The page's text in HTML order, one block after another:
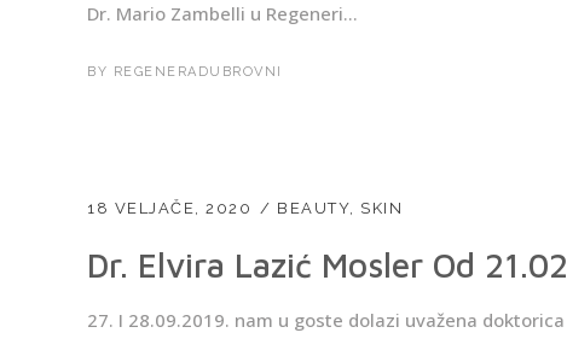
Dr. Mario Zambelli u Regeneri...
BY REGENERADUBROVNI
18 VELJAČE, 2020 BEAUTY, SKIN
Dr. Elvira Lazić Mosler Od
27. I 28.09.2019. nam u goste dolazi uvažena